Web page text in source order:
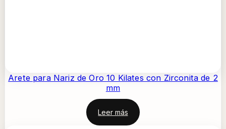
Arete para Nariz de Oro 10 Kilates con Zirconita de 2
mm
Leer más